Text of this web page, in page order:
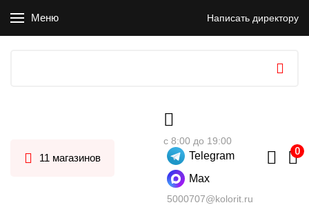
Меню Написать директору
11 магазинов
с 8:00 до 19:00
Telegram
Max
5000707@kolorit.ru